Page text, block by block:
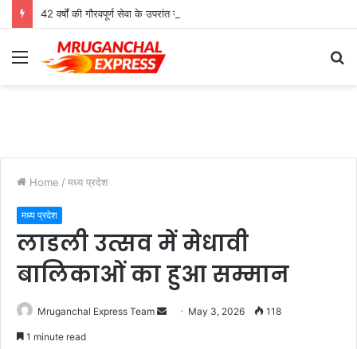
Menu
Home / मध्य प्रदेश
मध्य प्रदेश
लाडली उत्सव में मेधावी
बालिकाओं का हुआ सम्मान
Mruganchal Express Team
Send May 3, 2026 118
1 minute read